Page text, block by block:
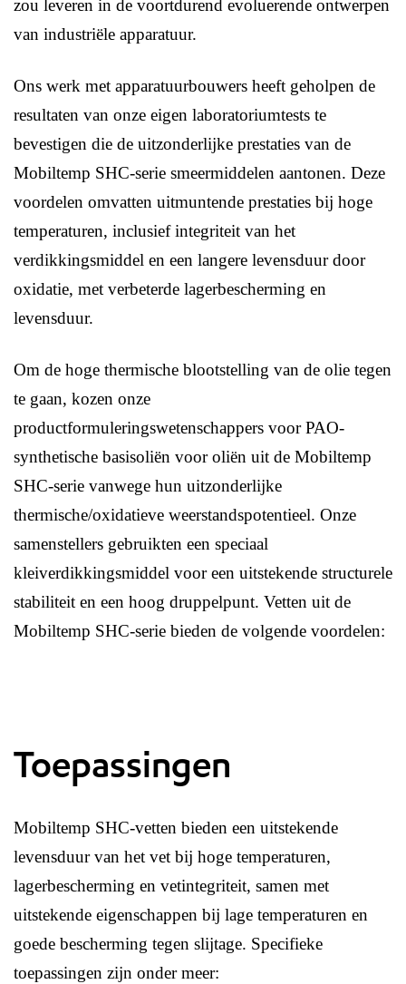
zou leveren in de voortdurend evoluerende ontwerpen
van industriële apparatuur.
Ons werk met apparatuurbouwers heeft geholpen de
resultaten van onze eigen laboratoriumtests te
bevestigen die de uitzonderlijke prestaties van de
Mobiltemp SHC-serie smeermiddelen aantonen. Deze
voordelen omvatten uitmuntende prestaties bij hoge
temperaturen, inclusief integriteit van het
verdikkingsmiddel en een langere levensduur door
oxidatie, met verbeterde lagerbescherming en
levensduur.
Om de hoge thermische blootstelling van de olie tegen
te gaan, kozen onze
productformuleringswetenschappers voor PAO-
synthetische basisoliën voor oliën uit de Mobiltemp
SHC-serie vanwege hun uitzonderlijke
thermische/oxidatieve weerstandspotentieel. Onze
samenstellers gebruikten een speciaal
kleiverdikkingsmiddel voor een uitstekende structurele
stabiliteit en een hoog druppelpunt. Vetten uit de
Mobiltemp SHC-serie bieden de volgende voordelen:
Toepassingen
Mobiltemp SHC-vetten bieden een uitstekende
levensduur van het vet bij hoge temperaturen,
lagerbescherming en vetintegriteit, samen met
uitstekende eigenschappen bij lage temperaturen en
goede bescherming tegen slijtage. Specifieke
toepassingen zijn onder meer: